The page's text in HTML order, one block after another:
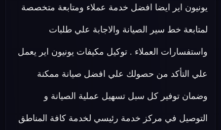
يونيون اير ايضا افضل خدمة عملاء ومتابعة متخصصة
لمتابعة خط سير الصيانة والاجابة علي طلبات
واستفسارات العملاء . توكيل مكيفات يونيون اير يعمل
علي التأكد من حصولك علي افضل صيانة ممكنة
وضمان توفير كل سبل تسهيل عملية الصيانة و
التوصيل في مركز خدمة رئيسي لخدمة كافة المناطق